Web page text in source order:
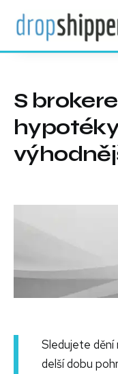
S
Sledujete dění
delší dobu